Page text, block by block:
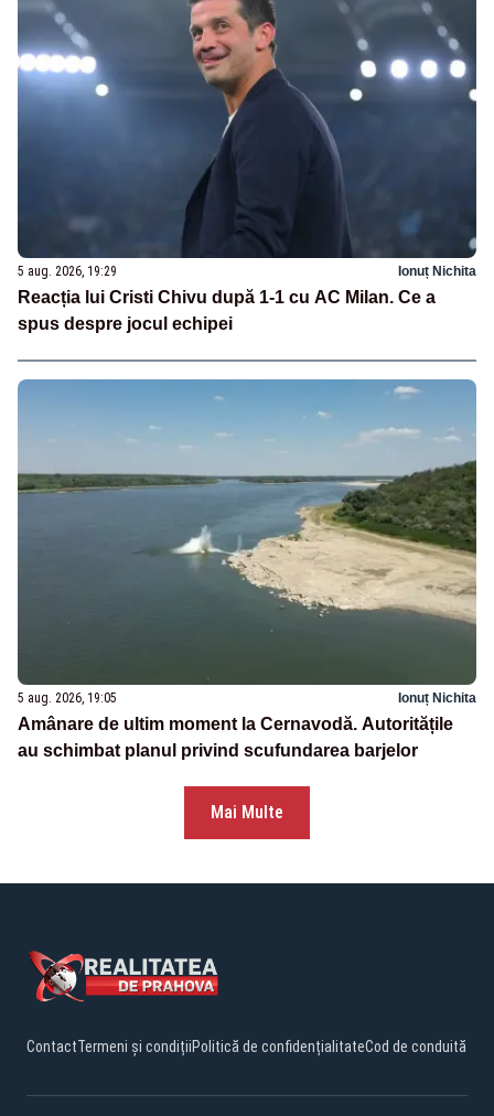
5 aug. 2026, 19:29 Ionuț Nichita
Reacția lui Cristi Chivu după 1-1 cu AC Milan. Ce a
spus despre jocul echipei
5 aug. 2026, 19:05 Ionuț Nichita
Amânare de ultim moment la Cernavodă. Autoritățile
au schimbat planul privind scufundarea barjelor
Mai Multe
ContactTermeni și condițiiPolitică de confidențialitateCod de conduită